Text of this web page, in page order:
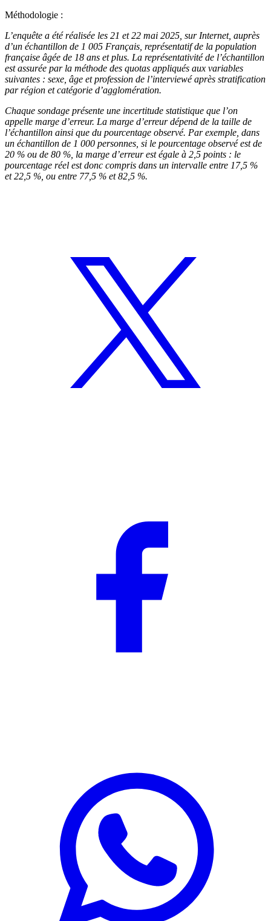
Méthodologie :
L’enquête a été réalisée les 21 et 22 mai 2025, sur Internet, auprès
d’un échantillon de 1 005 Français, représentatif de la population
française âgée de 18 ans et plus. La représentativité de l’échantillon
est assurée par la méthode des quotas appliqués aux variables
suivantes : sexe, âge et profession de l’interviewé après stratification
par région et catégorie d’agglomération.
Chaque sondage présente une incertitude statistique que l’on
appelle marge d’erreur. La marge d’erreur dépend de la taille de
l’échantillon ainsi que du pourcentage observé. Par exemple, dans
un échantillon de 1 000 personnes, si le pourcentage observé est de
20 % ou de 80 %, la marge d’erreur est égale à 2,5 points : le
pourcentage réel est donc compris dans un intervalle entre 17,5 %
et 22,5 %, ou entre 77,5 % et 82,5 %.